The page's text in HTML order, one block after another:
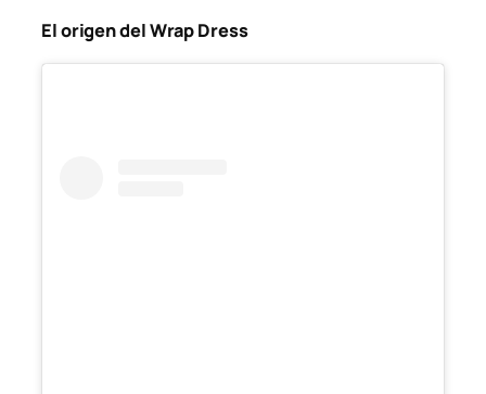
El origen del Wrap Dress